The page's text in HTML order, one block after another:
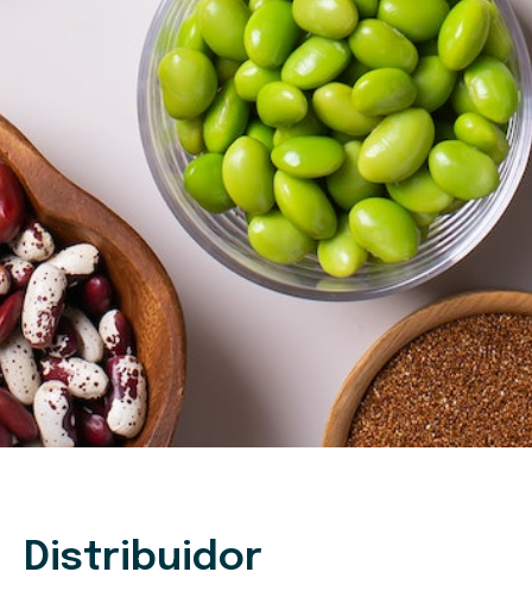
Distribuidor